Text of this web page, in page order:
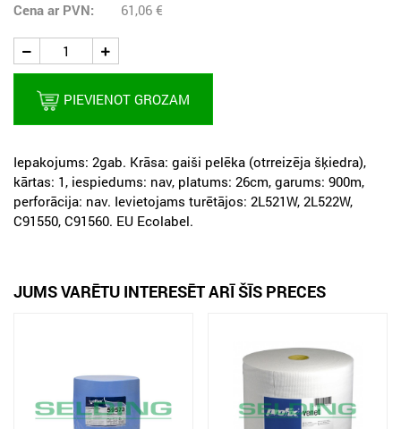
Cena ar PVN:
61,06 €
PIEVIENOT GROZAM
Iepakojums: 2gab. Krāsa: gaiši pelēka (otrreizēja šķiedra),
kārtas: 1, iespiedums: nav, platums: 26cm, garums: 900m,
perforācija: nav. Ievietojams turētājos: 2L521W, 2L522W,
C91550, C91560. ЕU Ecolabel.
JUMS VARĒTU INTERESĒT ARĪ ŠĪS PRECES